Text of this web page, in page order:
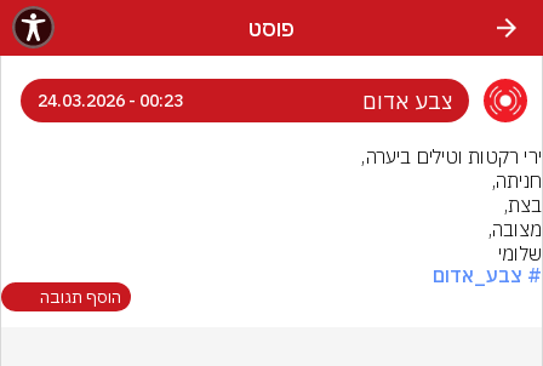
פוסט
צבע אדום 00:23 - 24.03.2026
שלומי
# צבע_אדום
הוסף תגובה